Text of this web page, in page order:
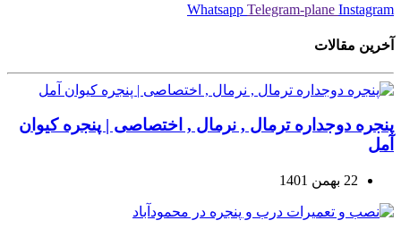
Whatsapp Telegram-plane Instagram
آخرین مقالات
پنجره دوجداره ترمال , نرمال , اختصاصی | پنجره کیوان
آمل
22 بهمن 1401